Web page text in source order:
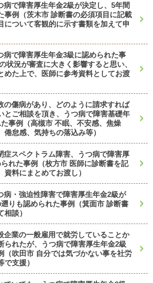
病で障害厚生年金2級が決定し、5年間
事例（茨木市 診断書の必須項目に記載
について客観的に示す書類を加えて申
病で障害厚生年金3級に認められた事
状況が審査に大きく影響すると思い、
めた上で、医師に参考資料としてお渡
の傷病があり、どのように請求すれば
とご相談を頂き、うつ病で障害基礎年
事例（高槻市 不眠、不安感、焦燥
倦怠感、気持ちの落込み等）
症スペクトラム障害、うつ病で障害厚
れた事例（枚方市 医師に診断書を記
資料にまとめてお渡し）
病・強迫性障害で障害厚生年金2級が
りも認められた事例（箕面市 診断書
談）
企業の一般雇用で就労していることか
られたが、うつ病で障害厚生年金2級
（吹田市 自分では気づかない事を社労
支援）